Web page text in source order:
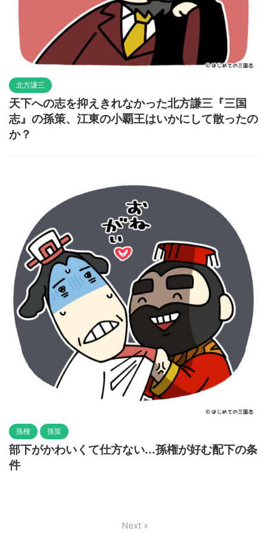
北方謙三
天下への志を抑えきれなかった北方謙三『三国
志』の孫策、江東の小覇王はいかにして散ったの
か？
孫権 孫策
部下がかわいくて仕方ない...孫権が好む配下の条
件
Next »